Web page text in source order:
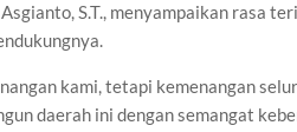
S.T., menyampaikan rasa
kami, tetapi kemenangan
daerah ini dengan semangat